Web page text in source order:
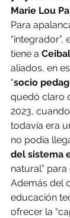
Marie Lou
Para
tiene a Ceibal
aliados, en
“socio
quedó claro
2023,
todavía era
no podía
del sistema
natural” para
Además del
educación
ofrecer la